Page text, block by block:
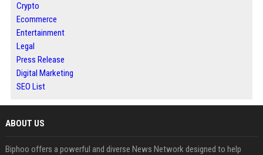
Crypto
Ecommerce
Entertainment
Legal
Press Release
Digital Marketing
SEO List
ABOUT US
Biphoo offers a powerful and diverse News Network designed to help